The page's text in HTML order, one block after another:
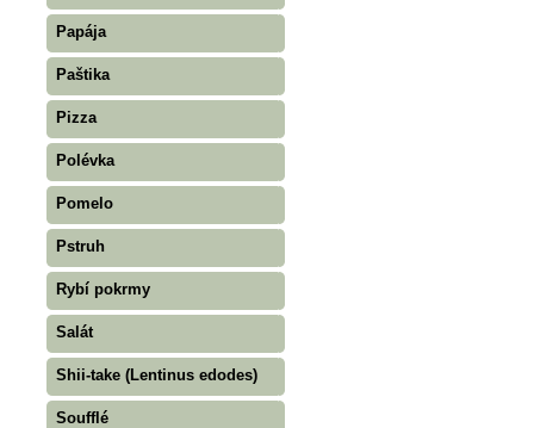
Papája
Paštika
Pizza
Polévka
Pomelo
Pstruh
Rybí pokrmy
Salát
Shii-take (Lentinus edodes)
Soufflé